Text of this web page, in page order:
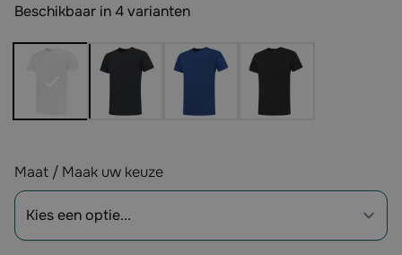
Beschikbaar in 4 varianten
Opties
Maat / Maak uw keuze